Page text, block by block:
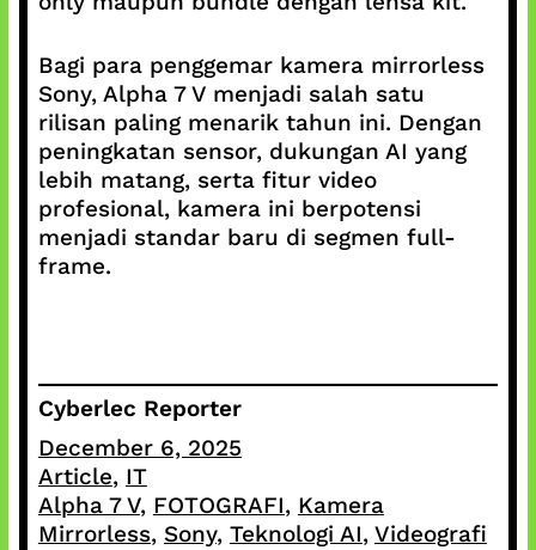
Bagi para penggemar kamera mirrorless
Sony, Alpha 7 V menjadi salah satu
rilisan paling menarik tahun ini. Dengan
peningkatan sensor, dukungan AI yang
lebih matang, serta fitur video
profesional, kamera ini berpotensi
menjadi standar baru di segmen full-
frame.
Cyberlec Reporter
December 6, 2025
Article, IT
Alpha 7 V, FOTOGRAFI, Kamera
Mirrorless, Sony, Teknologi AI, Videografi